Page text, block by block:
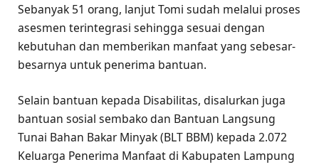
Sebanyak 51 orang, lanjut Tomi sudah melalui proses
asesmen terintegrasi sehingga sesuai dengan
kebutuhan dan memberikan manfaat yang sebesar-
besarnya untuk penerima bantuan.
Selain bantuan kepada Disabilitas, disalurkan juga
bantuan sosial sembako dan Bantuan Langsung
Tunai Bahan Bakar Minyak (BLT BBM) kepada 2.072
Keluarga Penerima Manfaat di Kabupaten Lampung